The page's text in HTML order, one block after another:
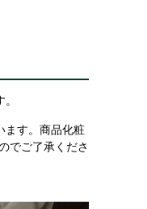
ます。商品化粧
でご了承くださ